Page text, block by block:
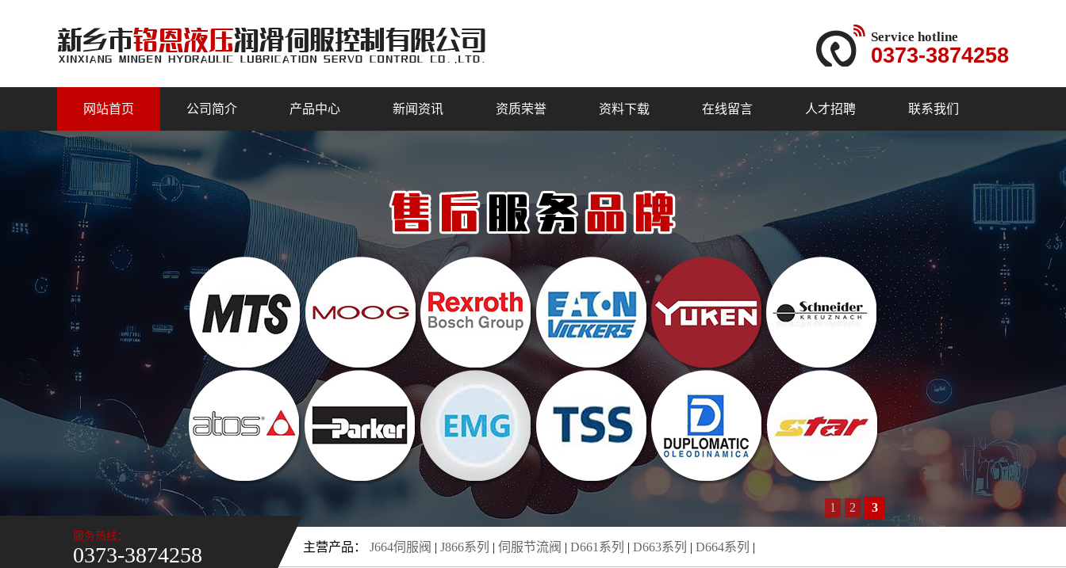
Service hotline
0373-3874258
网站首页 公司简介 产品中心 新闻资讯 资质荣誉 资料下载 在线留言 人才招聘 联系我们
1 2 3
服务热线：
0373-3874258 主营产品： J664伺服阀 | J866系列 | 伺服节流阀 | D661系列 | D663系列 | D664系列 |